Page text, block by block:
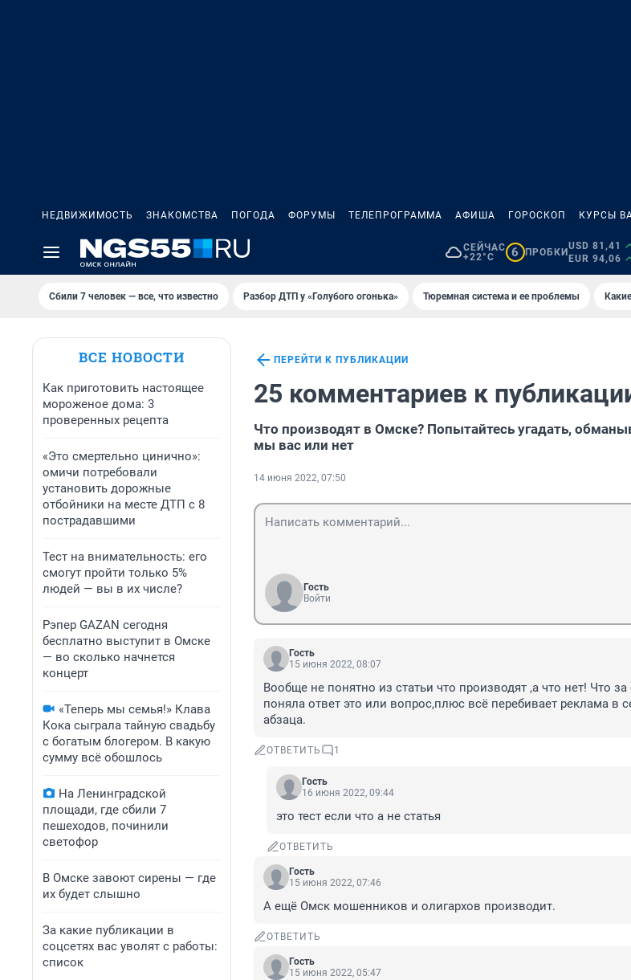
НЕДВИЖИМОСТЬ ЗНАКОМСТВА ПОГОДА ФОРУМЫ ТЕЛЕПРОГРАММА АФИША ГОРОСКОП КУРСЫ
СЕЙЧАС
+22°C
6 ПРОБКИ
USD 81,41
EUR 94,06
Сбили 7 человек — все, что известно Разбор ДТП у «Голубого огонька» Тюремная система и ее проблемы
ВСЕ НОВОСТИ
Как приготовить настоящее
мороженое дома: 3
проверенных рецепта
«Это смертельно цинично»:
омичи потребовали
установить дорожные
отбойники на месте ДТП с 8
пострадавшими
Тест на внимательность: его
смогут пройти только 5%
людей — вы в их числе?
Рэпер GAZAN сегодня
бесплатно выступит в Омске
— во сколько начнется
концерт
«Теперь мы семья!» Клава
Кока сыграла тайную свадьбу
с богатым блогером. В какую
сумму всё обошлось
На Ленинградской
площади, где сбили 7
пешеходов, починили
светофор
В Омске завоют сирены — где
их будет слышно
За какие публикации в
соцсетях вас уволят с работы:
список
ПЕРЕЙТИ К ПУБЛИКАЦИИ
25 комментариев к
Что производят в Омске? Попытайтесь угадать,
мы вас или нет
14 июня 2022, 07:50
Гость
Войти
Гость
15 июня 2022, 08:07
Вообще не понятно из статьи что производят ,а что нет! Что
поняла ответ это или вопрос,плюс всё перебивает реклама в
абзаца.
ОТВЕТИТЬ 1
Гость
16 июня 2022, 09:44
это тест если что а не статья
ОТВЕТИТЬ
Гость
15 июня 2022, 07:46
А ещё Омск мошенников и олигархов производит.
ОТВЕТИТЬ
Гость
15 июня 2022, 05:47